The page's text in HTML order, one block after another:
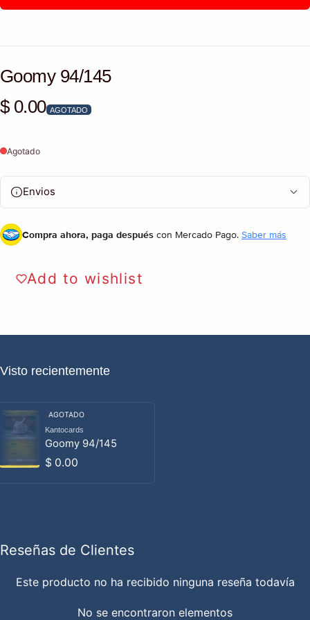
Goomy 94/145
Precio habitual
$ 0.00 AGOTADO
Agotado
Envios
Compra ahora, paga después con Mercado Pago. Saber más
Add to wishlist
Visto recientemente
AGOTADO
Proveedor:
Kantocards
Goomy 94/145
Precio habitual
$ 0.00
Reseñas de Clientes
Este producto no ha recibido ninguna reseña todavía
No se encontraron elementos